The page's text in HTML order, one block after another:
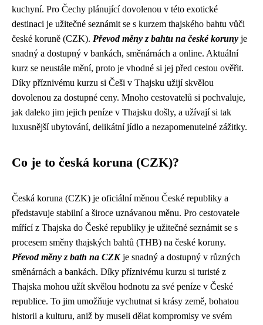
kuchyní. Pro Čechy plánující dovolenou v této exotické
destinaci je užitečné seznámit se s kurzem thajského bahtu vůči
české koruně (CZK). Převod měny z bahtu na české koruny je
snadný a dostupný v bankách, směnárnách a online. Aktuální
kurz se neustále mění, proto je vhodné si jej před cestou ověřit.
Díky příznivému kurzu si Češi v Thajsku užijí skvělou
dovolenou za dostupné ceny. Mnoho cestovatelů si pochvaluje,
jak daleko jim jejich peníze v Thajsku došly, a užívají si tak
luxusnější ubytování, delikátní jídlo a nezapomenutelné zážitky.
Co je to česká koruna (CZK)?
Česká koruna (CZK) je oficiální měnou České republiky a
představuje stabilní a široce uznávanou měnu. Pro cestovatele
mířící z Thajska do České republiky je užitečné seznámit se s
procesem směny thajských bahtů (THB) na české koruny.
Převod měny z bath na CZKje snadný a dostupný v různých
směnárnách a bankách. Díky příznivému kurzu si turisté z
Thajska mohou užít skvělou hodnotu za své peníze v České
republice. To jim umožňuje vychutnat si krásy země, bohatou
historii a kulturu, aniž by museli dělat kompromisy ve svém